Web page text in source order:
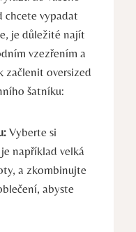
chcete vypadat
je důležité najít
vzezřením a
začlenit oversized
šatníku:
Vyberte si
například velká
a zkombinujte
abyste